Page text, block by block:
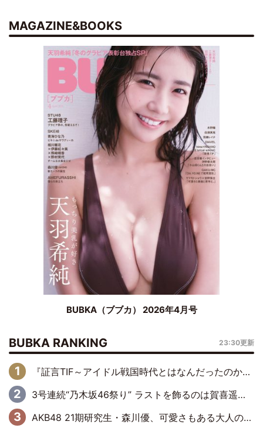
MAGAZINE&BOOKS
BUBKA（ブブカ） 2026年4月号
BUBKA RANKING 23:30更新
『証言TIF～アイドル戦国時代とはなんだったのか～』第6回：でんぱ組.inc・古川未鈴×相沢梨紗「『ハロプロやりたかったな』って言ったら、夢眠ねむさんに『てめえはでんぱ組．incなんだよ！』って肩パンされて(笑)」
3号連続“乃木坂46祭り” ラストを飾るのは賀喜遥香…5年ぶりの登場に「5年分大人になった私を見ていただけたら」
AKB48 21期研究生・森川優、可愛さもある大人の女性に